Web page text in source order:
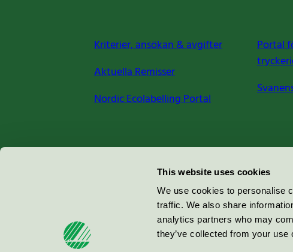
This website uses cookies
We use cookies to personalise
traffic. We also share
analytics partners who may
they’ve collected from your use
Kriterier, ansökan & avgifter
Aktuella Remisser
Nordic Ecolabelling Portal
Portal
Miljömärkning Sverige AB
100 64